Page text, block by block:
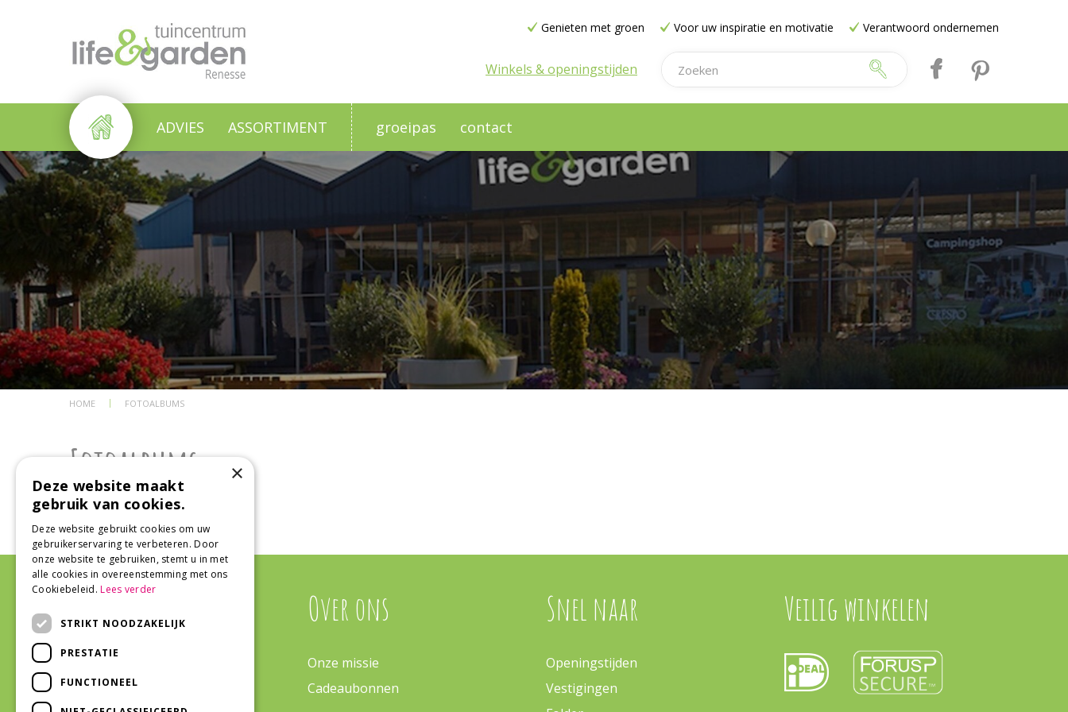
HOME FOTOALBUMS
Genieten met groen Voor uw inspiratie en motivatie Verantwoord ondernemen
Winkels & openingstijden
ADVIES ASSORTIMENT groeipas contact
Fotoalbums
Geen fotoboeken gevonden
Tuinplanten
Over ons
Onze missie
Cadeaubonnen
Snel naar
Openingstijden
Vestigingen
Veilig winkelen
×
Deze website maakt
gebruik van cookies.
Deze website gebruikt cookies om uw
gebruikerservaring te verbeteren. Door
onze website te gebruiken, stemt u in met
alle cookies in overeenstemming met ons
Cookiebeleid.Lees verder
STRIKT NOODZAKELIJK
PRESTATIE
FUNCTIONEEL